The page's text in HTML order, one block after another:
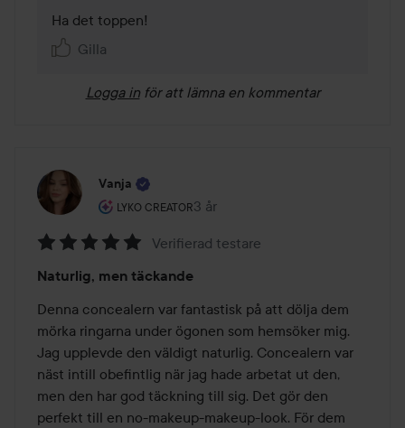
Ha det toppen!
Gilla
Logga in för att lämna en kommentar
Vanja
LYKO CREATOR
Användarens roll: Lyko Creator.
3 år
Inlägget skapades 3 år
5
av
5
Verifierad testare
Naturlig, men täckande
Denna concealern var fantastisk på att dölja dem
mörka ringarna under ögonen som hemsöker mig.
Jag upplevde den väldigt naturlig. Concealern var
näst intill obefintlig när jag hade arbetat ut den,
men den har god täckning till sig. Det gör den
perfekt till en no-makeup-makeup-look. För dem